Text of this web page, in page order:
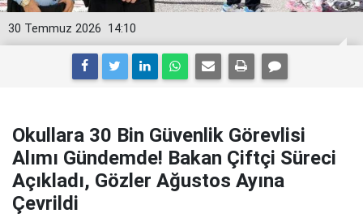
14:10
30 Temmuz 2026
Okullara 30 Bin Güvenlik Görevlisi
Alımı Gündemde! Bakan Çiftçi Süreci
Açıkladı, Gözler Ağustos Ayına
Çevrildi